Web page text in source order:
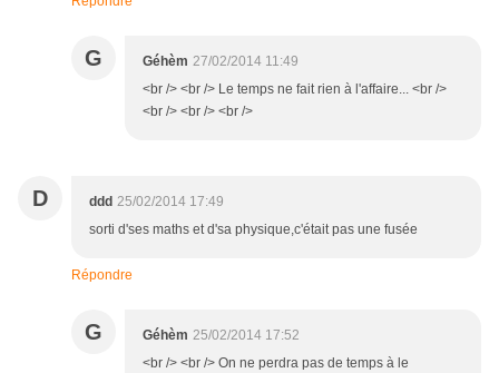
G Géhèm 27/02/2014 11:49
<br /> <br /> Le temps ne fait rien à l'affaire... <br />
<br /> <br /> <br />
D ddd 25/02/2014 17:49
sorti d'ses maths et d'sa physique,c'était pas une fusée
Répondre
G Géhèm 25/02/2014 17:52
<br /> <br /> On ne perdra pas de temps à le